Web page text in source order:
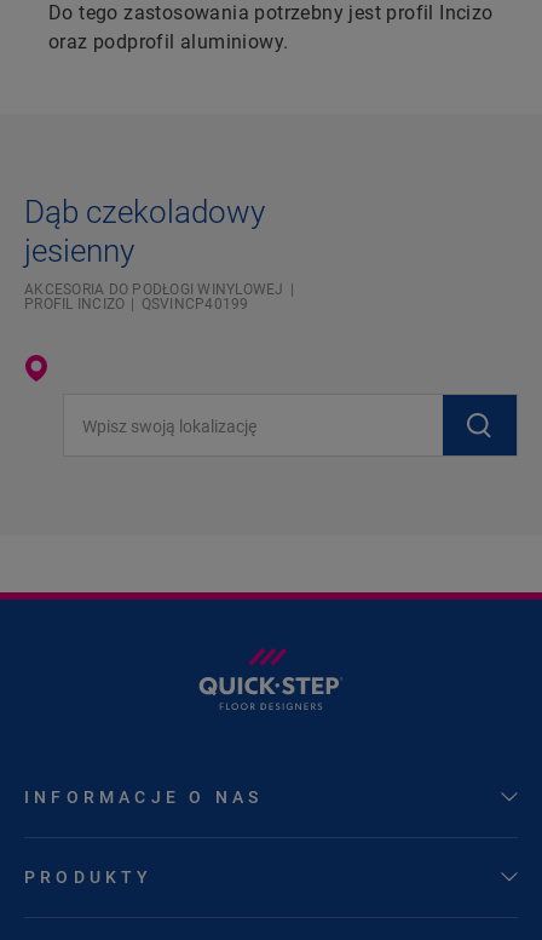
Do tego zastosowania potrzebny jest profil Incizo
oraz podprofil aluminiowy.
Dąb czekoladowy
jesienny
AKCESORIA DO PODŁOGI WINYLOWEJ
PROFIL INCIZO
QSVINCP40199
INFORMACJE O NAS
PRODUKTY